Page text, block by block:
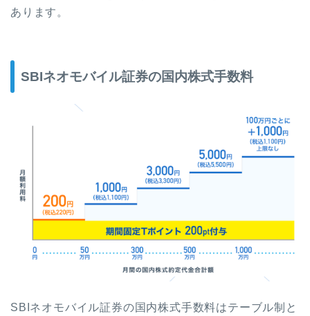
あります。
SBIネオモバイル証券の国内株式手数料
SBIネオモバイル証券の国内株式手数料はテーブル制と